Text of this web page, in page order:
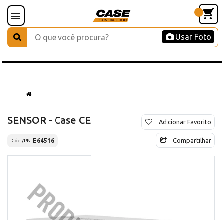
Usar Foto
SENSOR - Case CE
Cód./PN E64516
Adicionar Favorito
Compartilhar